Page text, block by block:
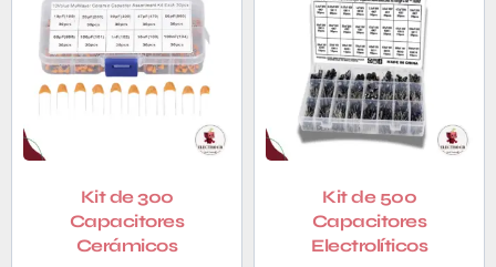
Kit de 300
Capacitores
Cerámicos
Kit de 500
Capacitores
Electrolíticos